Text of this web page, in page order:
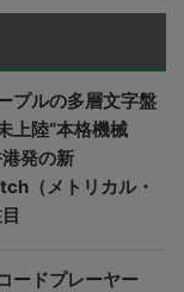
プルの多層文字盤
上陸“本格機械
発の新
（メトリカル・
ードプレーヤー